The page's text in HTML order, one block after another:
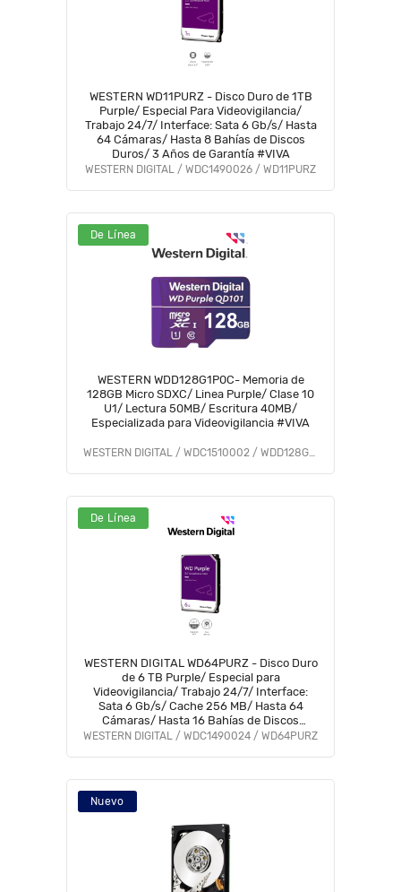
WESTERN WD11PURZ - Disco Duro de 1TB
Purple/ Especial Para Videovigilancia/
Trabajo 24/7/ Interface: Sata 6 Gb/s/ Hasta
64 Cámaras/ Hasta 8 Bahías de Discos
Duros/ 3 Años de Garantía #VIVA
WESTERN DIGITAL / WDC1490026 / WD11PURZ
De Línea
WESTERN WDD128G1P0C- Memoria de
128GB Micro SDXC/ Linea Purple/ Clase 10
U1/ Lectura 50MB/ Escritura 40MB/
Especializada para Videovigilancia #VIVA
WESTERN DIGITAL / WDC1510002 / WDD128G1P0C
De Línea
WESTERN DIGITAL WD64PURZ - Disco Duro
de 6 TB Purple/ Especial para
Videovigilancia/ Trabajo 24/7/ Interface:
Sata 6 Gb/s/ Cache 256 MB/ Hasta 64
Cámaras/ Hasta 16 Bahías de Discos
Duros/ 3 Años de Garantía/
WESTERN DIGITAL / WDC1490024 / WD64PURZ
Nuevo